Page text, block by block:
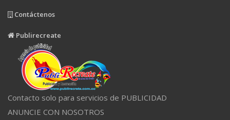
Contáctenos
Publirecreate
Contacto solo para servicios de PUBLICIDAD
ANUNCIE CON NOSOTROS